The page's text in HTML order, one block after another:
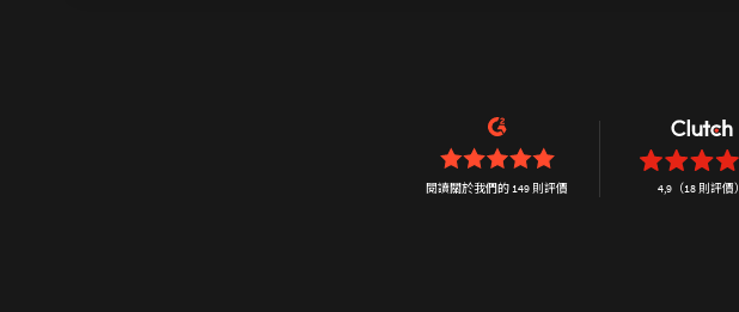
閱讀關於我們的 149 則評價 4,9（18 則評價）